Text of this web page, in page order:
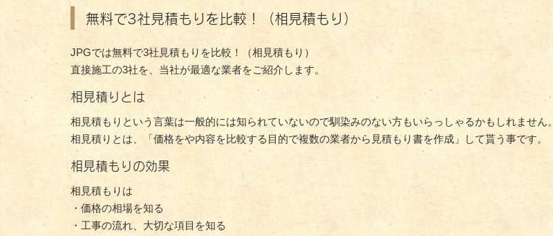
無料で3社見積もりを比較！（相見積もり）
JPGでは無料で3社見積もりを比較！（相見積もり）
直接施工の3社を、当社が最適な業者をご紹介します。
相見積りとは
相見積もりという言葉は一般的には知られていないので馴染みのない方もいらっしゃるかもしれません。
相見積りとは、「価格をや内容を比較する目的で複数の業者から見積もり書を作成」して貰う事です。
相見積もりの効果
相見積もりは
・価格の相場を知る
・工事の流れ、大切な項目を知る